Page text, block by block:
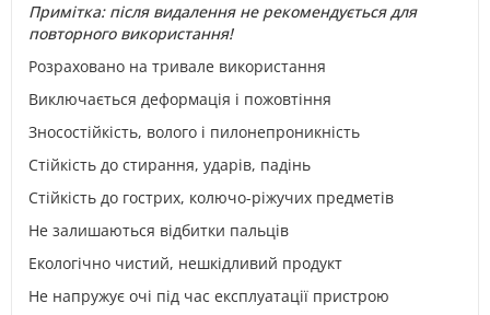
Примітка: після видалення не рекомендується для
повторного використання!
Розраховано на тривале використання
Виключається деформація і пожовтіння
Зносостійкість, волого і пилонепроникність
Стійкість до стирання, ударів, падінь
Стійкість до гострих, колючо-ріжучих предметів
Не залишаються відбитки пальців
Екологічно чистий, нешкідливий продукт
Не напружує очі під час експлуатації пристрою